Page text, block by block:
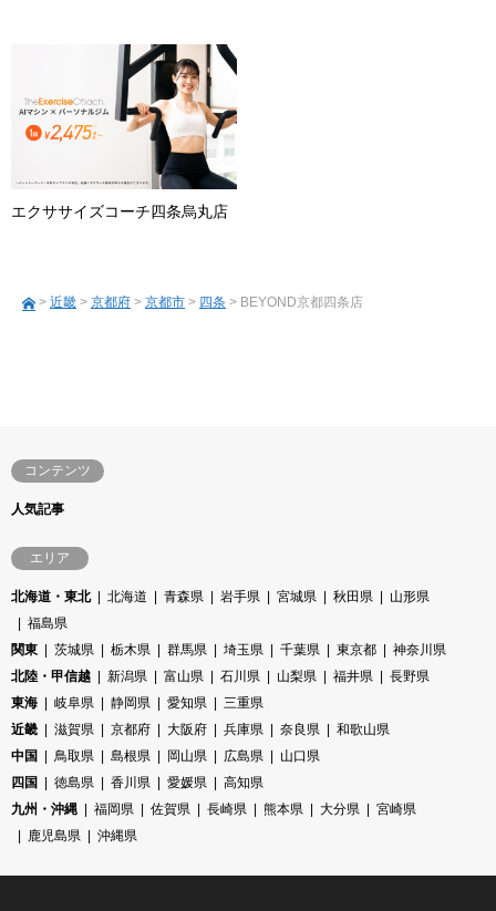
エクササイズコーチ四条烏丸店
> 近畿 > 京都府 > 京都市 > 四条 > BEYOND京都四条店
コンテンツ
人気記事
エリア
北海道・東北 北海道 青森県 岩手県 宮城県 秋田県
山形県
福島県
関東
茨城県 栃木県 群馬県 埼玉県 千葉県 東京都
神奈川県
北陸・甲信越
新潟県 富山県 石川県 山梨県 福井県
長野県
東海
岐阜県 静岡県 愛知県
三重県
近畿
滋賀県 京都府 大阪府 兵庫県 奈良県
和歌山県
中国
鳥取県 島根県 岡山県 広島県
山口県
四国
徳島県 香川県 愛媛県
高知県
九州・沖縄
福岡県 佐賀県 長崎県 熊本県 大分県
宮崎県
鹿児島県
沖縄県